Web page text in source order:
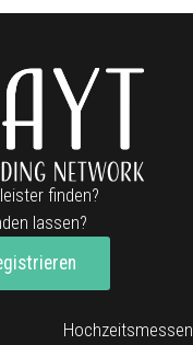
finden?
lassen?
Hochzeitsmessen